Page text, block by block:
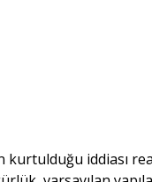
kurtulduğu iddiası